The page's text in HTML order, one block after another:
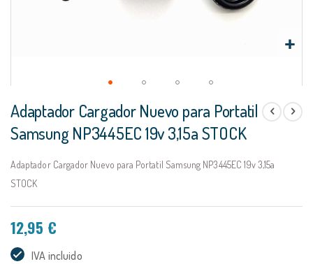
al
comienzo
de
galería
de
Adaptador Cargador Nuevo para Portatil
Samsung NP3445EC 19v 3,15a STOCK
Adaptador Cargador Nuevo para Portatil Samsung NP3445EC 19v 3,15a
STOCK
12,95 €
IVA incluido